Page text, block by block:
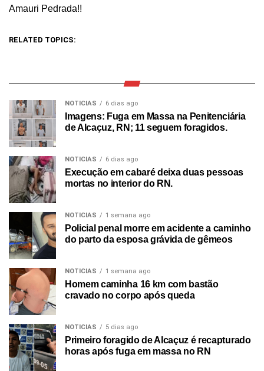
Amauri Pedrada!!
RELATED TOPICS:
NOTICIAS 6 dias ago
Imagens: Fuga em Massa na Penitenciária
de Alcaçuz, RN; 11 seguem foragidos.
NOTICIAS 6 dias ago
Execução em cabaré deixa duas pessoas
mortas no interior do RN.
NOTICIAS 1 semana ago
Policial penal morre em acidente a caminho
do parto da esposa grávida de gêmeos
NOTICIAS 1 semana ago
Homem caminha 16 km com bastão
cravado no corpo após queda
NOTICIAS 5 dias ago
Primeiro foragido de Alcaçuz é recapturado
horas após fuga em massa no RN